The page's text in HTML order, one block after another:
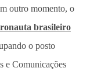
outro momento, o
brasileiro
o posto
e Comunicações